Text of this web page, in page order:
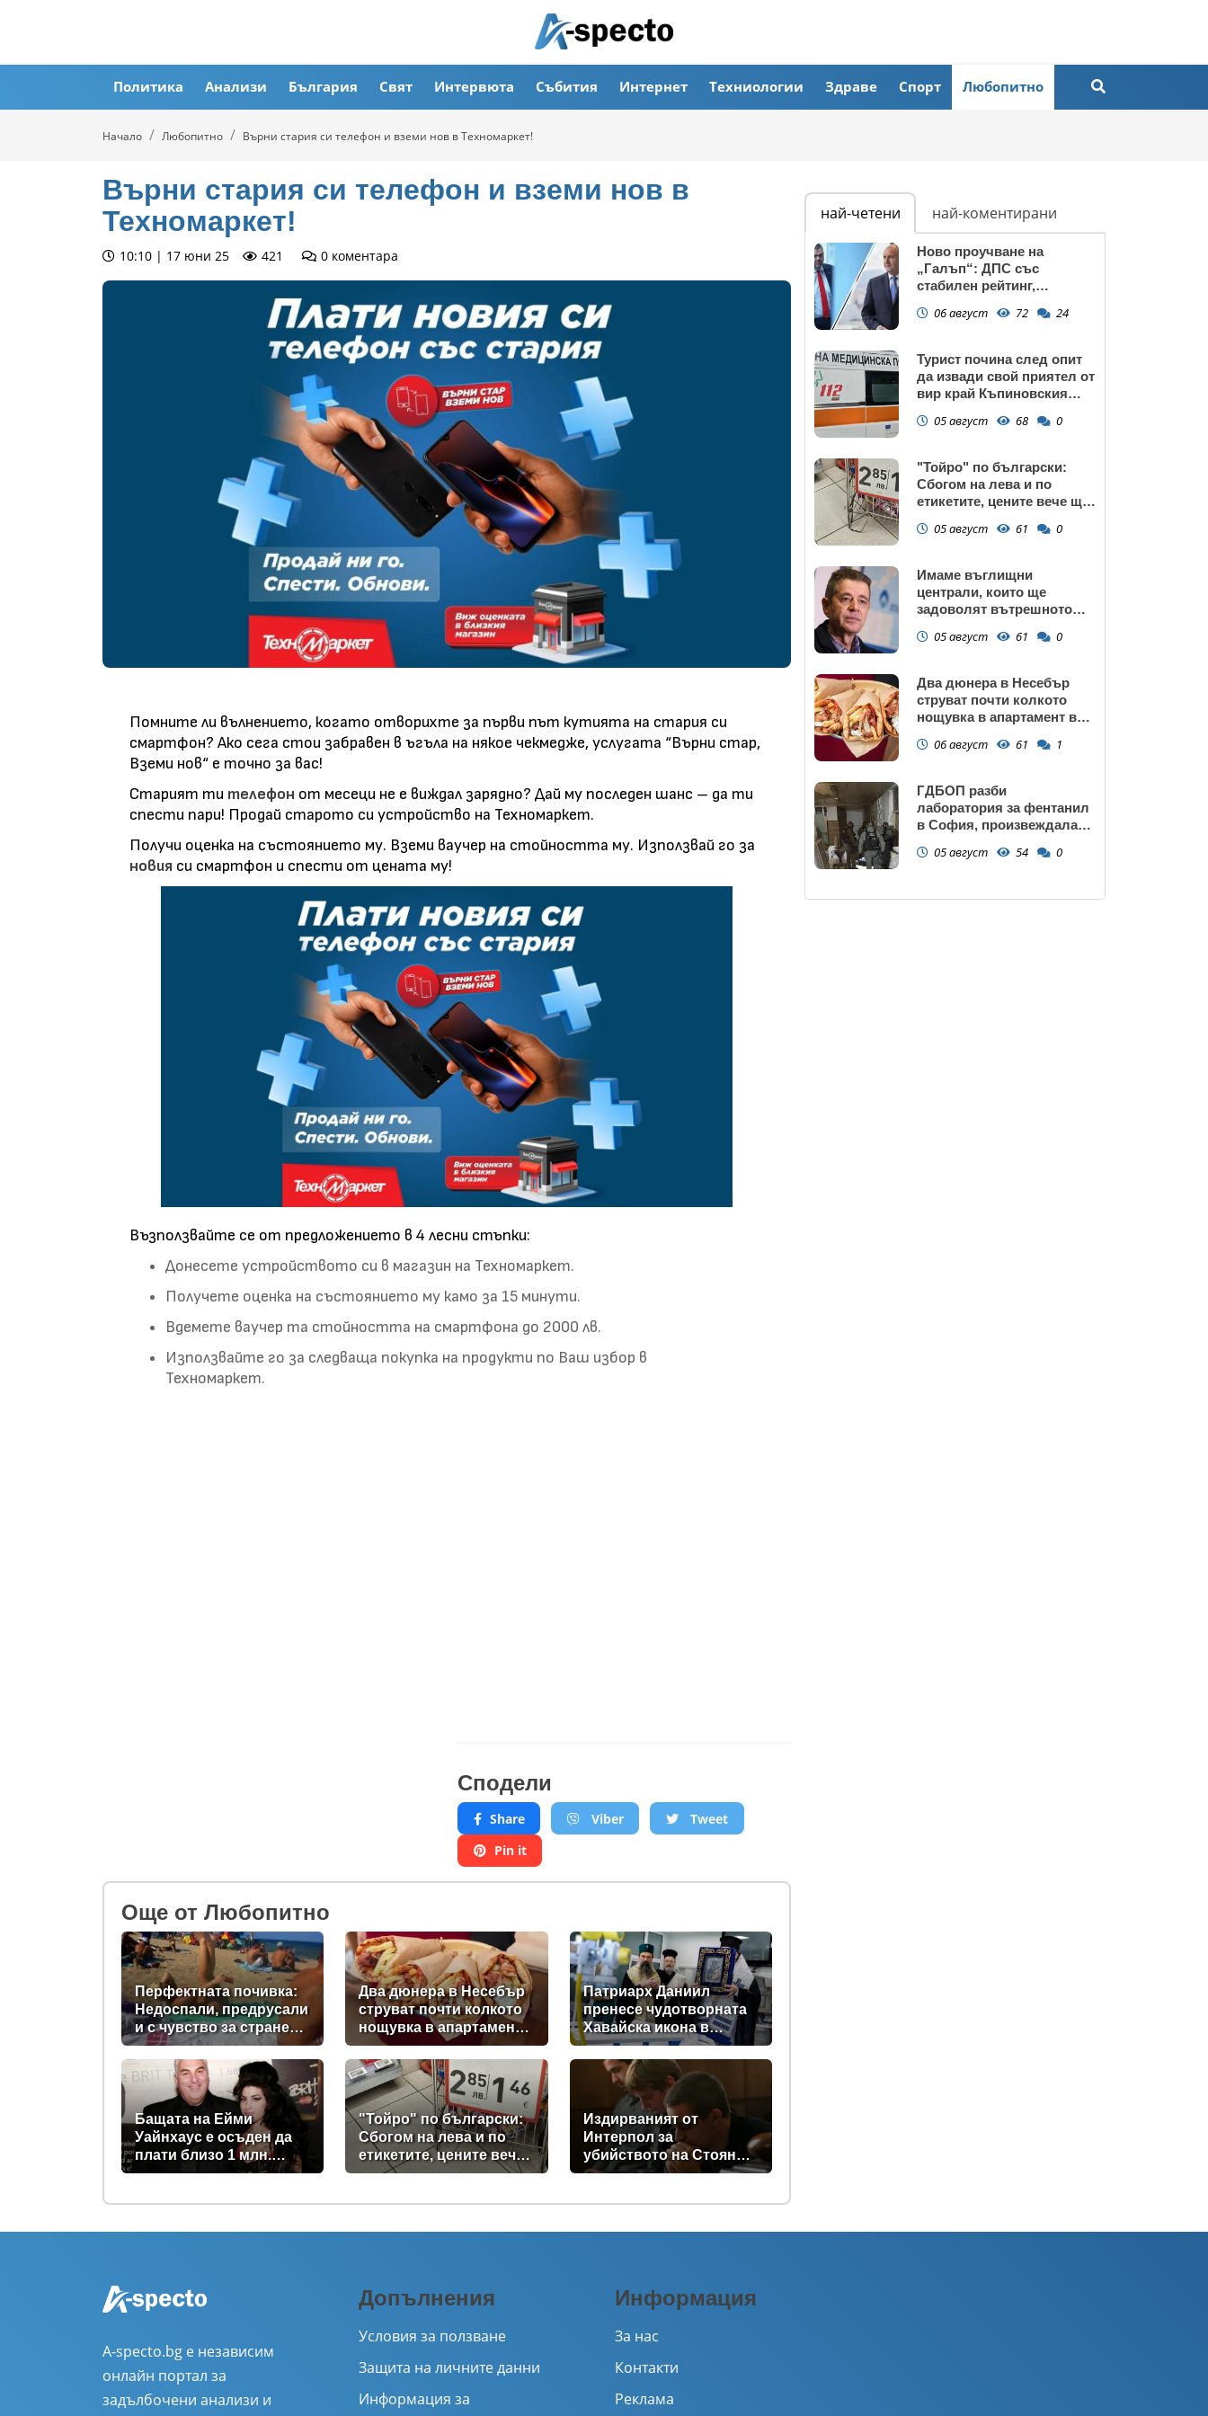
Политика Анализи България Свят Интервюта Събития Интернет Техниологии Здраве Спорт Любопитно
Начало Любопитно Върни стария си телефон и вземи нов в Техномаркет!
Върни стария си телефон и вземи нов в
Техномаркет!
10:10 | 17 юни 25 421 0 коментара
Помните ли вълнението, когато отворихте за първи път кутията на стария си
смартфон? Ако сега стои забравен в ъгъла на някое чекмедже, услугата “Върни стар,
Вземи нов“ е точно за вас!
Старият ти телефон от месеци не е виждал зарядно? Дай му последен шанс – да ти
спести пари! Продай старото си устройство на Техномаркет.
Получи оценка на състоянието му. Вземи ваучер на стойността му. Използвай го за
новия си смартфон и спести от цената му!
Възползвайте се от предложението в 4 лесни стъпки:
Донесете устройството си в магазин на Техномаркет.
Получете оценка на състоянието му камо за 15 минути.
Вдемете ваучер та стойността на смартфона до 2000 лв.
Използвайте го за следваща покупка на продукти по Ваш избор в
Техномаркет.
Сподели
Share Viber
Tweet
Pin it
Oще от Любопитно
Перфектната почивка:
Недоспали, предрусали
и с чувство за странен
сърбеж
Два дюнера в Несебър
струват почти колкото
нощувка в апартамент
в Поморие
Патриарх Даниил
пренесе чудотворната
Хавайска икона в
реанимациите на ВМА
(снимки)
Бащата на Ейми
Уайнхаус е осъден да
плати близо 1 млн.
паунда на нейни
"Тойро" по български:
Сбогом на лева и по
етикетите, цените вече
ще са само в евро
Издирваният от
Интерпол за
убийството на Стоян
Балтов проговори от
най-четени най-коментирани
Ново проучване на
„Галъп“: ДПС със
стабилен рейтинг,
запазва
06 август 72 24
Турист почина след опит
да извади свой приятел от
вир край Къпиновския
05 август 68 0
"Тойро" по български:
Сбогом на лева и по
етикетите, цените вече ще
05 август 61 0
Имаме въглищни
централи, които ще
задоволят вътрешното
05 август 61 0
Два дюнера в Несебър
струват почти колкото
нощувка в апартамент в
06 август 61 1
ГДБОП разби
лаборатория за фентанил
в София, произвеждала
(снимки)
05 август 54 0
A-specto.bg е независим
онлайн портал за
задълбочени анализи и
Допълнения
Условия за ползване
Защита на личните данни
Информация за
Информация
За нас
Контакти
Реклама